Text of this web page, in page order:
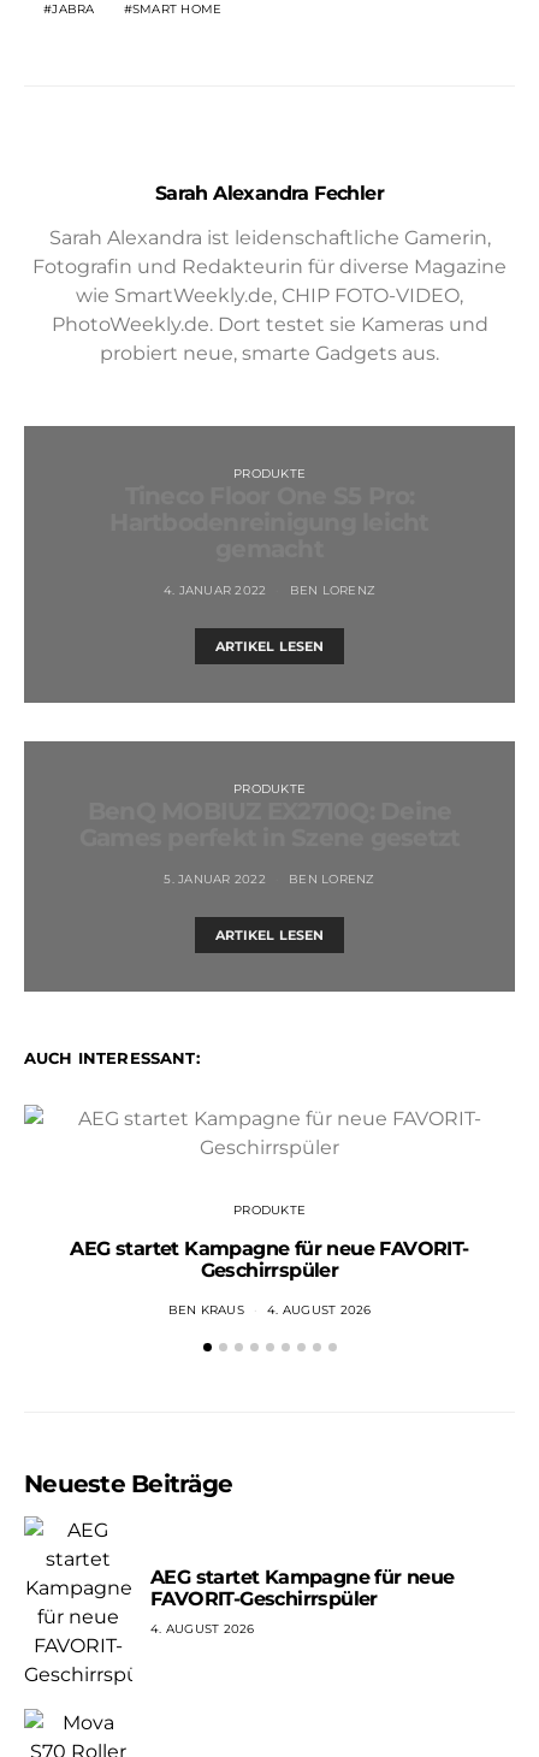
JABRA SMART HOME
Sarah Alexandra Fechler
Sarah Alexandra ist leidenschaftliche Gamerin,
Fotografin und Redakteurin für diverse Magazine
wie SmartWeekly.de, CHIP FOTO-VIDEO,
PhotoWeekly.de. Dort testet sie Kameras und
probiert neue, smarte Gadgets aus.
PRODUKTE
4. JANUAR 2022 BEN LORENZ
ARTIKEL LESEN
PRODUKTE
5. JANUAR 2022 BEN LORENZ
ARTIKEL LESEN
AUCH INTERESSANT:
PRODUKTE
AEG startet Kampagne für neue FAVORIT-
Geschirrspüler
BEN KRAUS 4. AUGUST 2026
Neueste Beiträge
AEG startet Kampagne für neue
FAVORIT-Geschirrspüler
4. AUGUST 2026